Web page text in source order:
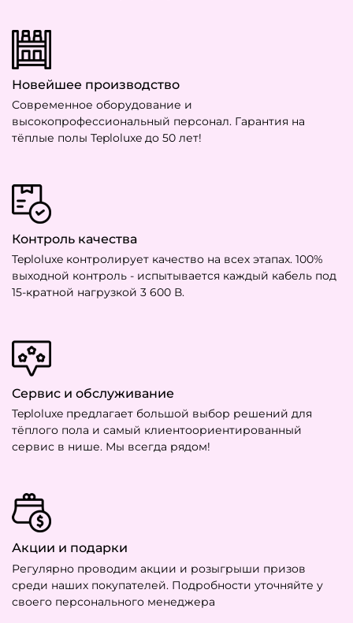
Новейшее производство
Современное оборудование и
высокопрофессиональный персонал. Гарантия на
тёплые полы Teploluxe до 50 лет!
Контроль качества
Teploluxe контролирует качество на всех этапах. 100%
выходной контроль - испытывается каждый кабель под
15-кратной нагрузкой 3 600 В.
Сервис и обслуживание
Teploluxe предлагает большой выбор решений для
тёплого пола и самый клиентоориентированный
сервис в нише. Мы всегда рядом!
Акции и подарки
Регулярно проводим акции и розыгрыши призов
среди наших покупателей. Подробности уточняйте у
своего персонального менеджера